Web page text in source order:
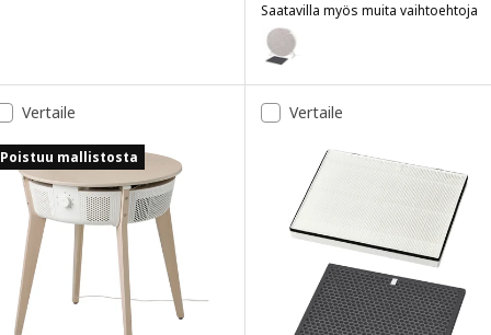
Saatavilla myös muita vaihtoehtoja
STARKVIND
Vaihtoehto: STARKVIND,
Vertaile
Poistuu mallistosta
Vertaile